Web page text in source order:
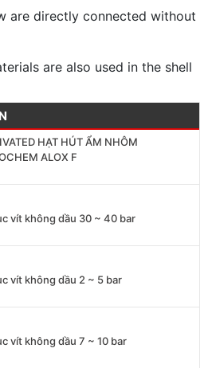
are directly connected without
are also used in the shell
HẠT HÚT ẨM NHÔM
ALOX F
vít không dầu 30 ~ 40 bar
vít không dầu 2 ~ 5 bar
vít không dầu 7 ~ 10 bar